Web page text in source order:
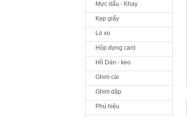
Mực dấu - Khay
Kẹp giấy
Lò xo
Hộp đựng card
Hồ Dán - keo
Ghim cài
Ghim dập
Phù hiệu